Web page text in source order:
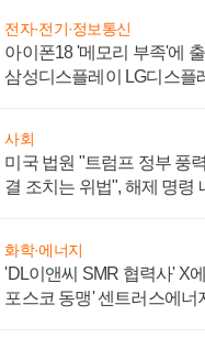
전자·전기·정보통신
아이폰18 '메모리 부족'에
삼성디스플레이 LG디스플
사회
미국 법원 "트럼프 정부 풍
결 조치는 위법", 해제 명령
화학·에너지
'DL이앤씨 SMR 협력사' X
포스코 동맹' 센트러스에너